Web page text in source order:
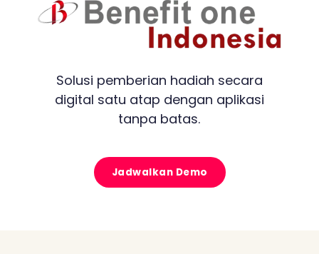
Solusi pemberian hadiah secara
digital satu atap dengan aplikasi
tanpa batas.
Jadwalkan Demo